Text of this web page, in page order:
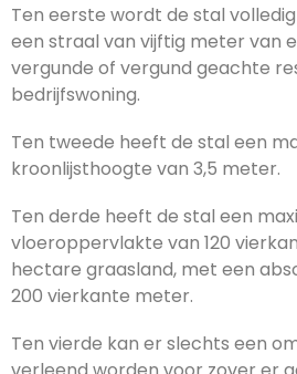
Ten eerste wordt de stal
een straal van vijftig meter van
vergunde of vergund geachte
bedrijfswoning.
Ten tweede heeft de stal een
kroonlijsthoogte van 3,5 meter.
Ten derde heeft de stal een
vloeroppervlakte van 120
hectare graasland, met een
200 vierkante meter.
Ten vierde kan er slechts een